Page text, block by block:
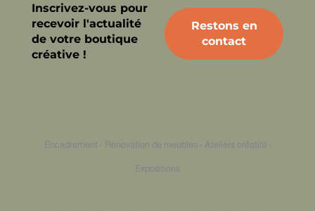
Inscrivez-vous pour
recevoir l'actualité
de votre boutique
créative !
Encadrement - Rénovation de meubles - Ateliers créatifs -
Expositions